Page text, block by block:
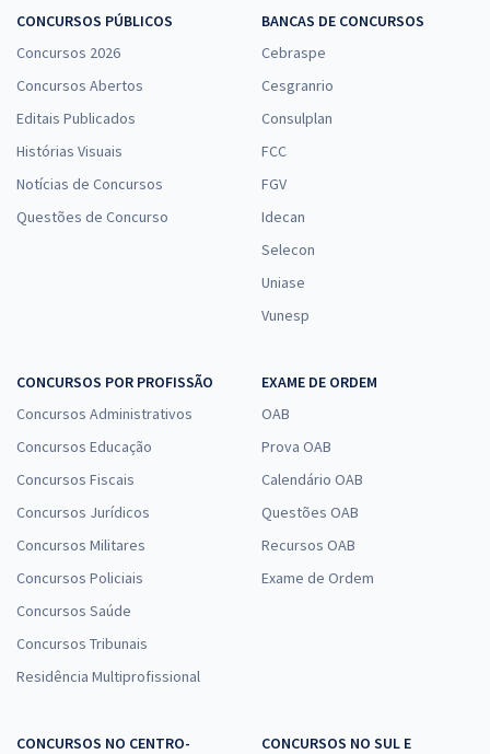
CONCURSOS PÚBLICOS
Concursos 2026
Concursos Abertos
Editais Publicados
Histórias Visuais
Notícias de Concursos
Questões de Concurso
BANCAS DE CONCURSOS
Cebraspe
Cesgranrio
Consulplan
FCC
FGV
Idecan
Selecon
Uniase
Vunesp
CONCURSOS POR PROFISSÃO
Concursos Administrativos
Concursos Educação
Concursos Fiscais
Concursos Jurídicos
Concursos Militares
Concursos Policiais
Concursos Saúde
Concursos Tribunais
Residência Multiprofissional
EXAME DE ORDEM
OAB
Prova OAB
Calendário OAB
Questões OAB
Recursos OAB
Exame de Ordem
CONCURSOS NO CENTRO-
CONCURSOS NO SUL E